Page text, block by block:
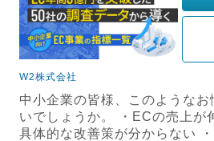
W2株式会社
中小企業の皆様、このようなお
いでしょうか。 ・ECの売上が
具体的な改善策が分からない